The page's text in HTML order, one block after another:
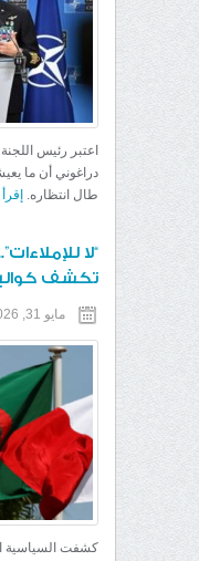
اعتبر رئيس
دراغوني أن ما
طال انتظاره.
“لا
تكشف
مايو 31, 2026
كشفت السياسية